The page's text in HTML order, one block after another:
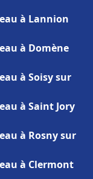
à Lannion
à Domène
à Soisy sur
à Saint Jory
à Rosny sur
à Clermont